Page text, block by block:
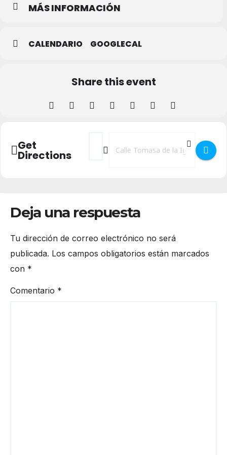
MÁS INFORMACIÓN
CALENDARIO GOOGLECAL
Share this event
Get
Directions
Address - Conversatorio 'Violencias
Destination Address -
Deja una respuesta
Tu dirección de correo electrónico no será
publicada. Los campos obligatorios están marcados
con *
Comentario *